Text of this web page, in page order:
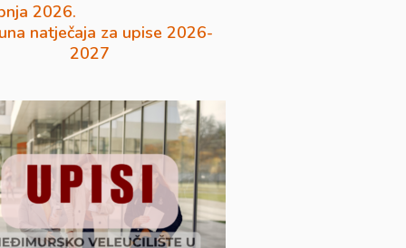
2026.
natječaja za upise 2026-
2027